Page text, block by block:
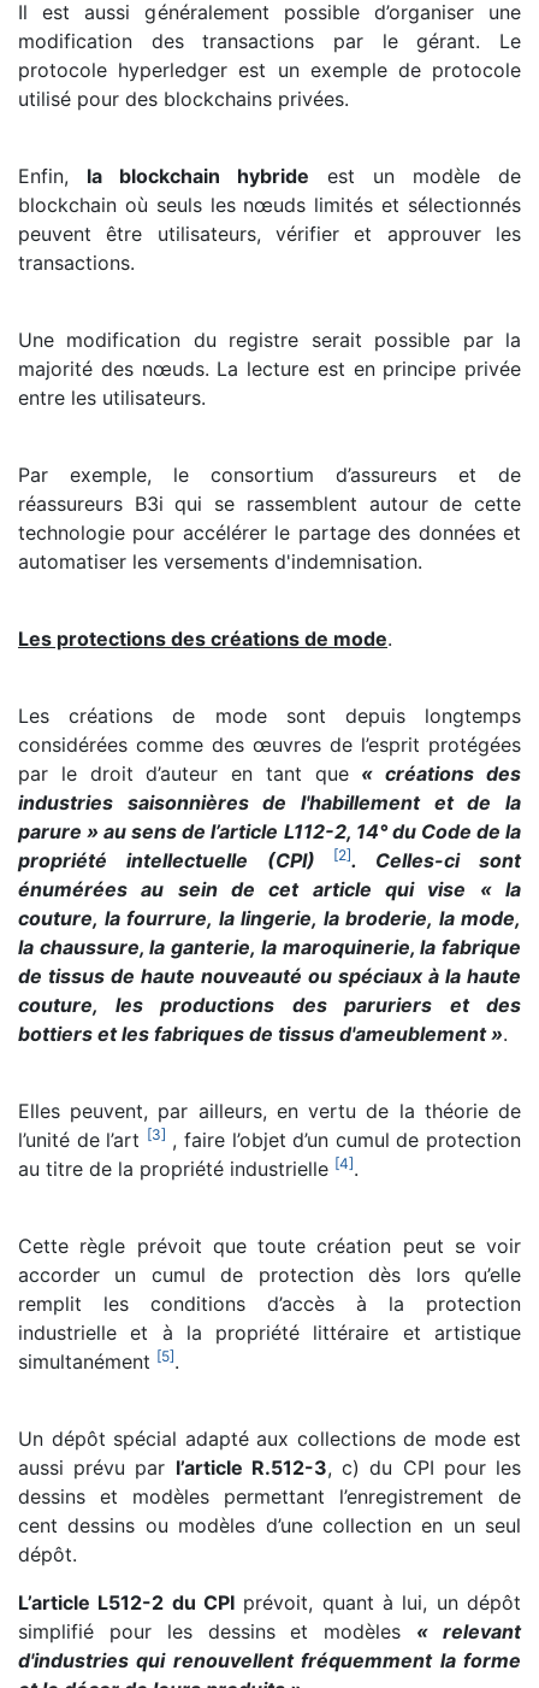
Il est aussi généralement possible d’organiser une
modification des transactions par le gérant. Le
protocole hyperledger est un exemple de protocole
utilisé pour des blockchains privées.
Enfin, la blockchain hybride est un modèle de
blockchain où seuls les nœuds limités et sélectionnés
peuvent être utilisateurs, vérifier et approuver les
transactions.
Une modification du registre serait possible par la
majorité des nœuds. La lecture est en principe privée
entre les utilisateurs.
Par exemple, le consortium d’assureurs et de
réassureurs B3i qui se rassemblent autour de cette
technologie pour accélérer le partage des données et
automatiser les versements d'indemnisation.
Les protections des créations de mode.
Les créations de mode sont depuis longtemps
considérées comme des œuvres de l’esprit protégées
par le droit d’auteur en tant que « créations des
industries saisonnières de l'habillement et de la
parure » au sens de l’article L112-2, 14° du Code de la
propriété intellectuelle (CPI)
[2]. Celles-ci sont
énumérées au sein de cet article qui vise « la
couture, la fourrure, la lingerie, la broderie, la mode,
la chaussure, la ganterie, la maroquinerie, la fabrique
de tissus de haute nouveauté ou spéciaux à la haute
couture, les productions des paruriers et des
bottiers et les fabriques de tissus d'ameublement ».
Elles peuvent, par ailleurs, en vertu de la théorie de
l’unité de l’art [3] , faire l’objet d’un cumul de protection
au titre de la propriété industrielle [4].
Cette règle prévoit que toute création peut se voir
accorder un cumul de protection dès lors qu’elle
remplit les conditions d’accès à la protection
industrielle et à la propriété littéraire et artistique
simultanément [5].
Un dépôt spécial adapté aux collections de mode est
aussi prévu par l’article R.512-3, c) du CPI pour les
dessins et modèles permettant l’enregistrement de
cent dessins ou modèles d’une collection en un seul
dépôt.
L’article L512-2 du CPI prévoit, quant à lui, un dépôt
simplifié pour les dessins et modèles « relevant
d'industries qui renouvellent fréquemment la forme